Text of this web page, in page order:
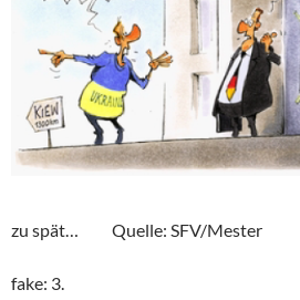
zu spät… Quelle: SFV/Mester
fake: 3.